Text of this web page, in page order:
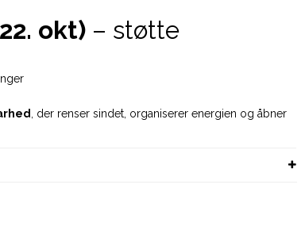
okt) – støtte
, der renser sindet, organiserer energien og åbner